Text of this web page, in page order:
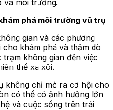
và môi trường.
phá môi trường vũ trụ
gian và các phương
khám phá và thăm dò
không gian đến việc
thể xa xôi.
không chỉ mở ra cơ hội cho
có thể có ảnh hưởng lớn
và cuộc sống trên trái